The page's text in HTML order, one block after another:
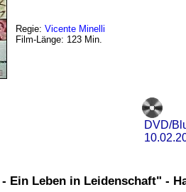
Regie: Vicente Minelli
Film-Länge: 123 Min.
DVD/
Ein Leben in Leidenschaft" -